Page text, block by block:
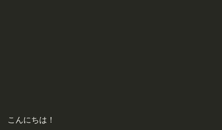
こんにちは！